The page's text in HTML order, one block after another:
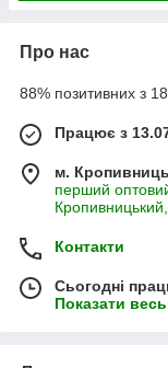
Про нас
88% позитивних з
Працює з
м.
перший
Контакти
Сьогодні
Показати